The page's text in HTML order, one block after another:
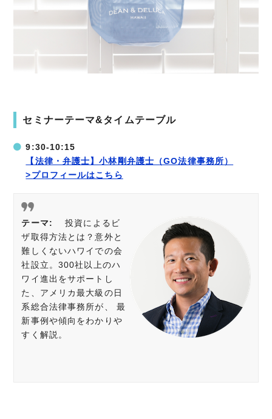
セミナーテーマ&タイムテーブル
9:30-10:15
【法律・弁護士】小林剛弁護士（GO法律事務所）
>プロフィールはこちら
テーマ:
投資によるビ
ザ取得方法とは？意外と
難しくないハワイでの会
社設立。300社以上のハ
ワイ進出をサポートし
た、アメリカ最大級の日
系総合法律事務所が、 最
新事例や傾向をわかりや
すく解説。